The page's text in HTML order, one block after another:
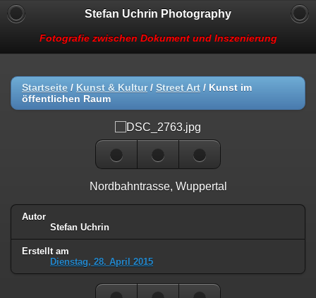
Stefan Uchrin Photography
Fotografie zwischen Dokument und Inszenierung
Startseite / Kunst & Kultur/ Street Art / Kunst im
öffentlichen Raum
Nordbahntrasse, Wuppertal
Autor
Stefan Uchrin
Erstellt am
Dienstag, 28. April 2015